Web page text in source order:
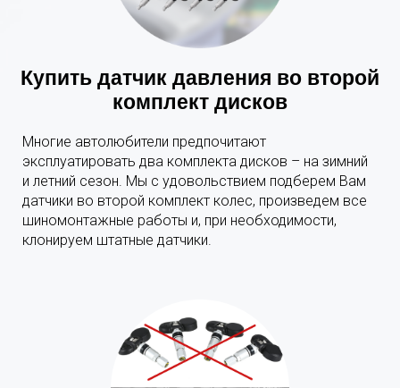
Купить датчик давления во второй
комплект дисков
Многие автолюбители предпочитают
эксплуатировать два комплекта дисков – на зимний
и летний сезон. Мы с удовольствием подберем Вам
датчики во второй комплект колес, произведем все
шиномонтажные работы и, при необходимости,
клонируем штатные датчики.